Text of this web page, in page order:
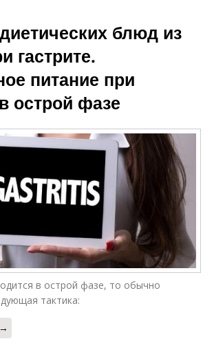
блюд из
гастрите.
питание при
острой фазе
в острой фазе, то обычно
тактика: